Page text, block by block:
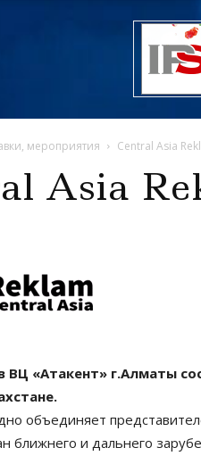
мероприятия Central Asia
Asia
ВЦ «Атакент» г.Алматы
объединяет
ближнего и дальнего